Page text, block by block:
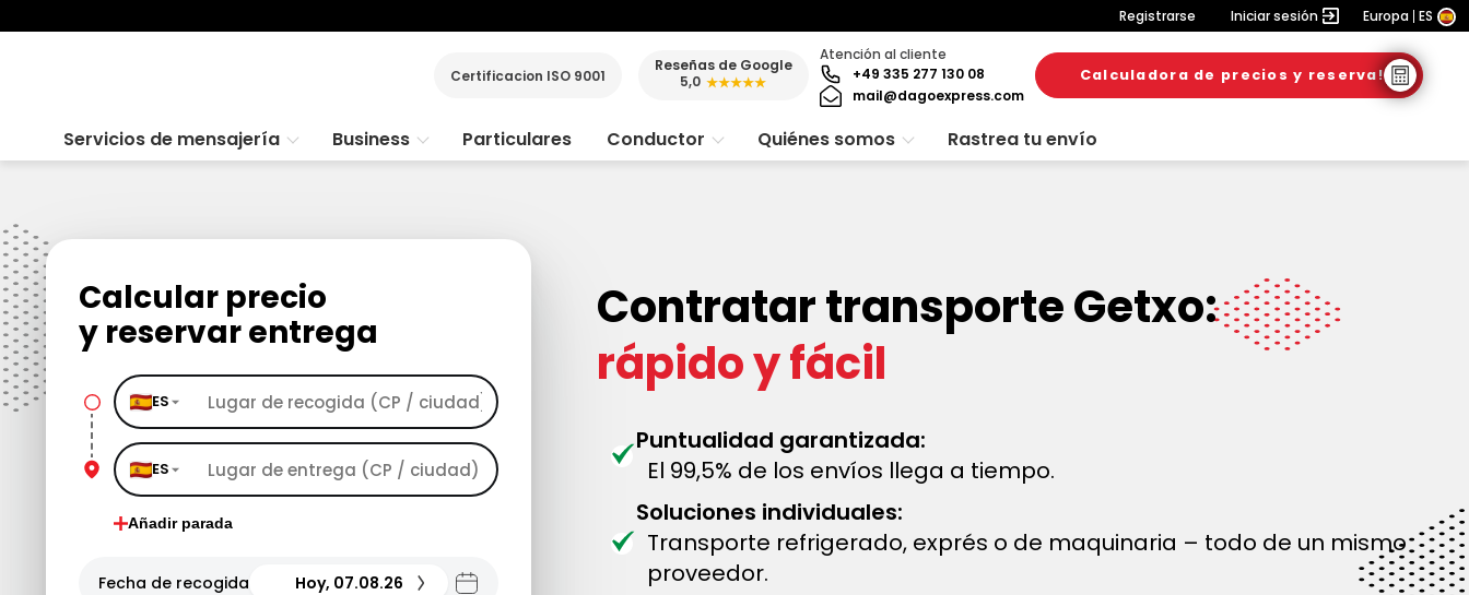
Registrarse Iniciar sesión Europa ES
Certificacion ISO 9001
Reseñas de Google
5,0 ★★★★★
Atención al cliente
+49 335 277 130 08
mail@dagoexpress.com
Calculadora de precios y reserva!
Servicios de mensajería Business Particulares Conductor Quiénes somos Rastrea tu envío
Calcular precio
y reservar entrega
ES
ES
Añadir parada
Fecha de recogida Hoy, 07.08.26
Contratar transporte Getxo:
rápido y fácil
Puntualidad garantizada:
El 99,5% de los envíos llega a tiempo.
Soluciones individuales:
Transporte refrigerado, exprés o de maquinaria – todo de un mismo
proveedor.